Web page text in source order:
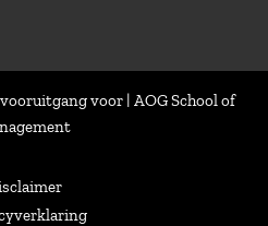
voor | AOG School of